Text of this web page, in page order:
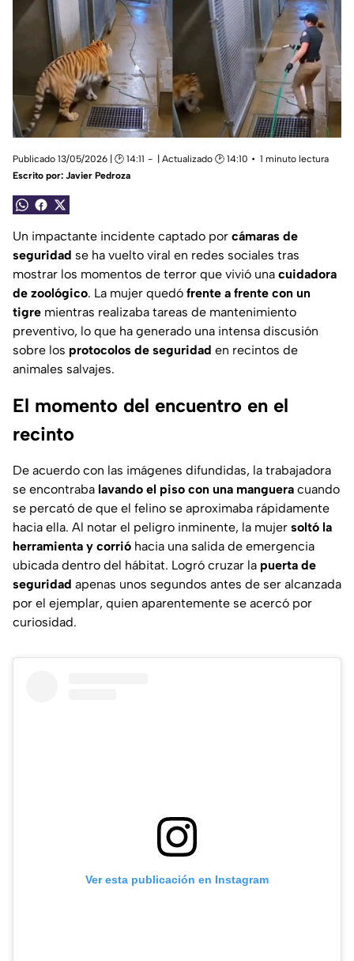
Publicado 13/05/2026 | 🕑 14:11 | Actualizado 🕑 14:10
1 minuto lectura
Escrito por: Javier Pedroza
Un impactante incidente captado por cámaras de
seguridad se ha vuelto viral en redes sociales tras
mostrar los momentos de terror que vivió una cuidadora
de zoológico. La mujer quedó frente a frente con un
tigre mientras realizaba tareas de mantenimiento
preventivo, lo que ha generado una intensa discusión
sobre los protocolos de seguridad en recintos de
animales salvajes.
El momento del encuentro en el
recinto
De acuerdo con las imágenes difundidas, la trabajadora
se encontraba lavando el piso con una manguera cuando
se percató de que el felino se aproximaba rápidamente
hacia ella. Al notar el peligro inminente, la mujer soltó la
herramienta y corrió hacia una salida de emergencia
ubicada dentro del hábitat. Logró cruzar la puerta de
seguridad apenas unos segundos antes de ser alcanzada
por el ejemplar, quien aparentemente se acercó por
curiosidad.
Ver esta publicación en Instagram